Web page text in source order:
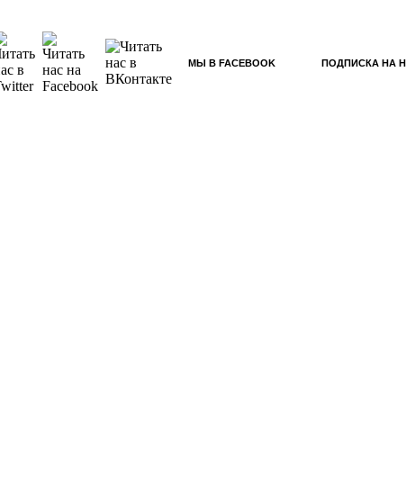
МЫ В FACEBOOK ПОДПИСКА НА